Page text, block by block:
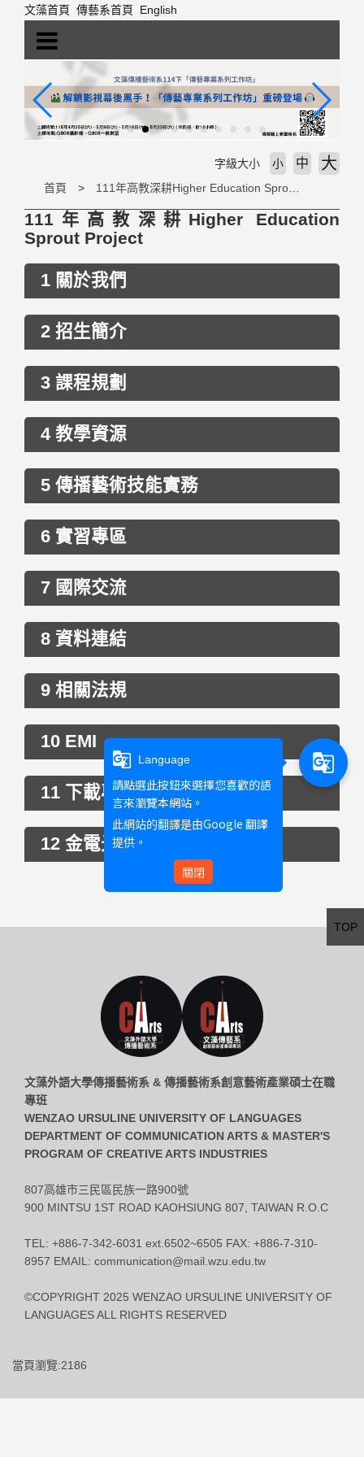
文藻首頁 傳藝系首頁 English
首頁
字級大小 小 中 大
111年高教深耕Higher Education
Sprout Project
1 關於我們
2 招生簡介
3 課程規劃
4 教學資源
5 傳播藝術技能實務
6 實習專區
7 國際交流
8 資料連結
9 相關法規
10 EMI
11 下載專區
12 金電光
文藻外語大學傳播藝術系 & 傳播藝術系創意藝術產業碩士在職
專班
WENZAO URSULINE UNIVERSITY OF LANGUAGES
DEPARTMENT OF COMMUNICATION ARTS & MASTER'S
PROGRAM OF CREATIVE ARTS INDUSTRIES
807高雄市三民區民族一路900號
900 MINTSU 1ST ROAD KAOHSIUNG 807, TAIWAN R.O.C
TEL: +886-7-342-6031 ext.6502~6505 FAX: +886-7-310-
8957 EMAIL: communication@mail.wzu.edu.tw
©COPYRIGHT 2025 WENZAO URSULINE UNIVERSITY OF
LANGUAGES ALL RIGHTS RESERVED
當頁瀏覽:2186
TOP
g_translate Language
請點選此按鈕來選擇您喜歡的語
言來瀏覽本網站。
此網站的翻譯是由Google 翻譯
提供。
關閉
g_translate